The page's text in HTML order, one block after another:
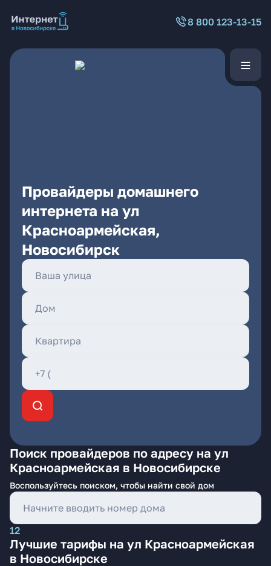
8 800 123-13-15
Провайдеры домашнего
интернета на ул
Красноармейская,
Новосибирск
Поиск провайдеров по адресу на ул
Красноармейская в Новосибирске
Воспользуйтесь поиском, чтобы найти свой дом
12
Лучшие тарифы на ул Красноармейская
в Новосибирске